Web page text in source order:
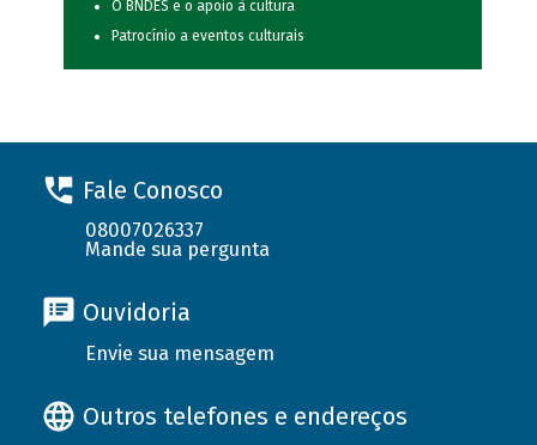
O BNDES e o apoio à cultura
Patrocínio a eventos culturais
Fale Conosco
08007026337
Mande sua pergunta
Ouvidoria
Envie sua mensagem
Outros telefones e endereços